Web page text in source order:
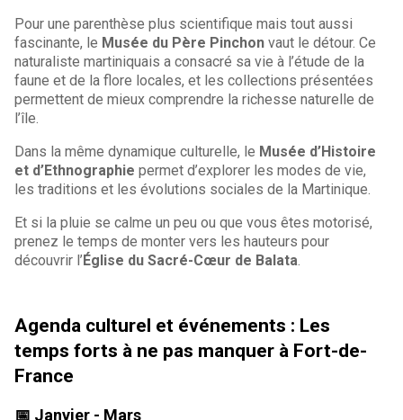
Pour une parenthèse plus scientifique mais tout aussi
fascinante, le Musée du Père Pinchon vaut le détour. Ce
naturaliste martiniquais a consacré sa vie à l’étude de la
faune et de la flore locales, et les collections présentées
permettent de mieux comprendre la richesse naturelle de
l’île.
Dans la même dynamique culturelle, le Musée d’Histoire
et d’Ethnographie permet d’explorer les modes de vie,
les traditions et les évolutions sociales de la Martinique.
Et si la pluie se calme un peu ou que vous êtes motorisé,
prenez le temps de monter vers les hauteurs pour
découvrir l’Église du Sacré-Cœur de Balata.
Agenda culturel et événements : Les
temps forts à ne pas manquer à Fort-de-
France
📅 Janvier - Mars